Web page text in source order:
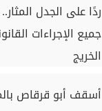
ردًا على الجدل
جميع الإجراءات
الخريج
أسقف أبو قرقاص